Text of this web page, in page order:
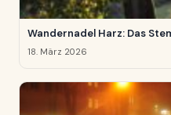
Wandernadel Harz: Das
18. März 2026